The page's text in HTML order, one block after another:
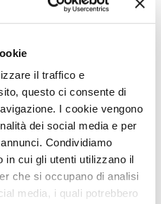
il traffico e
questo ci consente di
I cookie vengono
dei social media e per
Condividiamo
in cui gli utenti utilizzano il
che si occupano di analisi
media, i quali potrebbero
Management 24 Ott 2023